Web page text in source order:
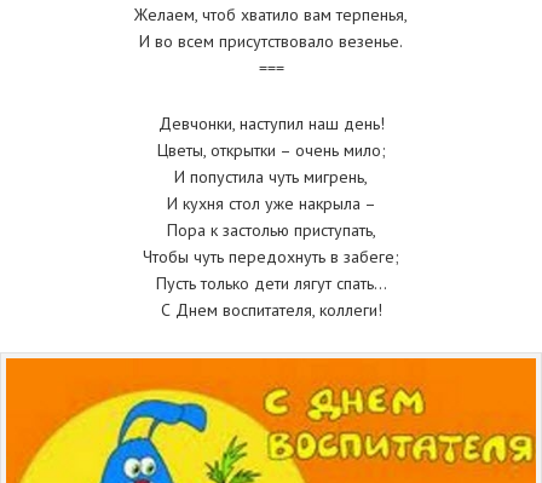
Желаем, чтоб хватило вам терпенья,
И во всем присутствовало везенье.
===
Девчонки, наступил наш день!
Цветы, открытки – очень мило;
И попустила чуть мигрень,
И кухня стол уже накрыла –
Пора к застолью приступать,
Чтобы чуть передохнуть в забеге;
Пусть только дети лягут спать…
С Днем воспитателя, коллеги!